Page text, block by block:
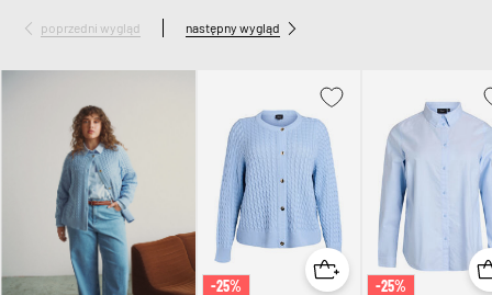
poprzedni wygląd następny wygląd
-25% -25%